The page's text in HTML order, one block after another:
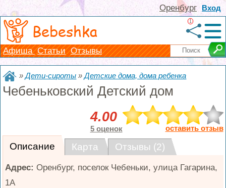
Вход
Оренбург
Bebeshka 1
Афиша Статьи Отзывы
»Дети-сироты »Детские дома, дома ребенка
Чебеньковский Детский дом
4.00
5 оценок оставить отзыв
Описание Карта Отзывы (2)
Адрес: Оренбург, поселок Чебеньки, улица Гагарина,
1А